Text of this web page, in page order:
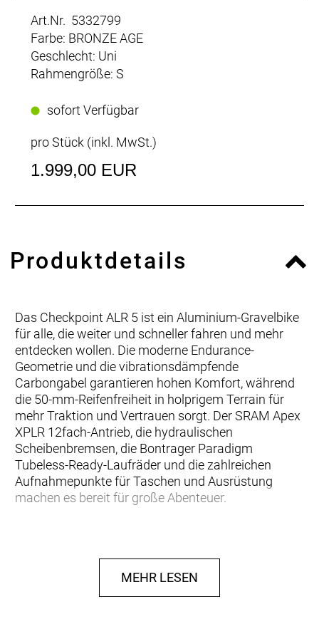
Art.Nr. 5332799
Farbe: BRONZE AGE
Geschlecht: Uni
Rahmengröße: S
sofort Verfügbar
pro Stück (inkl. MwSt.)
1.999,00 EUR
Produktdetails
Das Checkpoint ALR 5 ist ein Aluminium-Gravelbike
für alle, die weiter und schneller fahren und mehr
entdecken wollen. Die moderne Endurance-
Geometrie und die vibrationsdämpfende
Carbongabel garantieren hohen Komfort, während
die 50-mm-Reifenfreiheit in holprigem Terrain für
mehr Traktion und Vertrauen sorgt. Der SRAM Apex
XPLR 12fach-Antrieb, die hydraulischen
Scheibenbremsen, die Bontrager Paradigm
Tubeless-Ready-Laufräder und die zahlreichen
Aufnahmepunkte für Taschen und Ausrüstung
machen es bereit für große Abenteuer.
Aluminiumbike suchst, das mit deinem
Abenteuerdrang mithalten kann. Du willst eine
vertrauenerweckende Geometrie, die auch auf
MEHR LESEN